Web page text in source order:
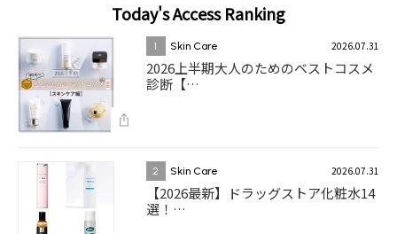
Today's Access Ranking
1 Skin Care 2026.07.31
2026上半期大人のためのベストコスメ
診断【…
2 Skin Care 2026.07.31
【2026最新】ドラッグストア化粧水14
選！…